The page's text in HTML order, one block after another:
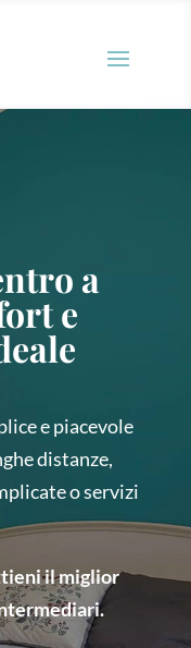
a
e
e piacevole
distanze,
o servizi
il miglior